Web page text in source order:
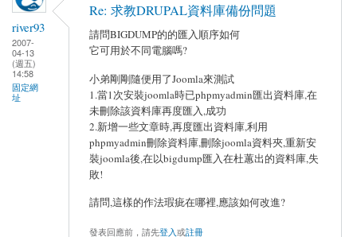
river93
2007-
04-13
(週五)
14:58
固定網
址
Re: 求教DRUPAL資料庫備份問題
請問BIGDUMP的的匯入順序如何
它可用於不同電腦嗎?
小弟剛剛隨便用了Joomla來測試
1.當1次安裝joomla時已phpmyadmin匯出資料庫,在
未刪除該資料庫再度匯入,成功
2.新增一些文章時,再度匯出資料庫,利用
phpmyadmin刪除資料庫,刪除joomla資料夾,重新安
裝joomla後,在以bigdump匯入在杜蕙出的資料庫,失
敗!
請問,這樣的作法瑕疵在哪裡,應該如何改進?
發表回應前，請先登入或註冊